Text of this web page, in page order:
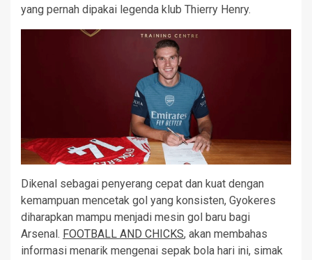
yang pernah dipakai legenda klub Thierry Henry.​
Dikenal sebagai penyerang cepat dan kuat dengan
kemampuan mencetak gol yang konsisten, Gyokeres
diharapkan mampu menjadi mesin gol baru bagi
Arsenal. FOOTBALL AND CHICKS, akan membahas
informasi menarik mengenai sepak bola hari ini, simak